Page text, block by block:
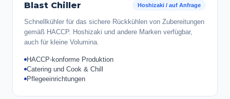
Blast Chiller Hoshizaki / auf Anfrage
Schnellkühler für das sichere Rückkühlen von Zubereitungen
gemäß HACCP. Hoshizaki und andere Marken verfügbar,
auch für kleine Volumina.
HACCP-konforme Produktion
Catering und Cook & Chill
Pflegeeinrichtungen